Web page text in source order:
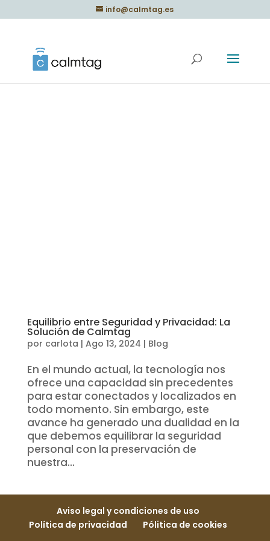
info@calmtag.es
Equilibrio entre Seguridad y Privacidad: La
Solución de Calmtag
por carlota | Ago 13, 2024 | Blog
En el mundo actual, la tecnología nos
ofrece una capacidad sin precedentes
para estar conectados y localizados en
todo momento. Sin embargo, este
avance ha generado una dualidad en la
que debemos equilibrar la seguridad
personal con la preservación de
nuestra...
Aviso legal y condiciones de uso
Política de privacidad
Pólitica de cookies